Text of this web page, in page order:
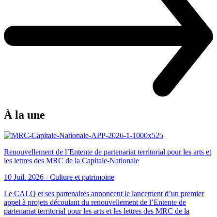
À la une
Renouvellement de l’Entente de partenariat territorial pour les arts et
les lettres des MRC de la Capitale-Nationale
10 Juil. 2026 - Culture et patrimoine
Le CALQ et ses partenaires annoncent le lancement d’un premier
appel à projets découlant du renouvellement de l’Entente de
partenariat territorial pour les arts et les lettres des MRC de la